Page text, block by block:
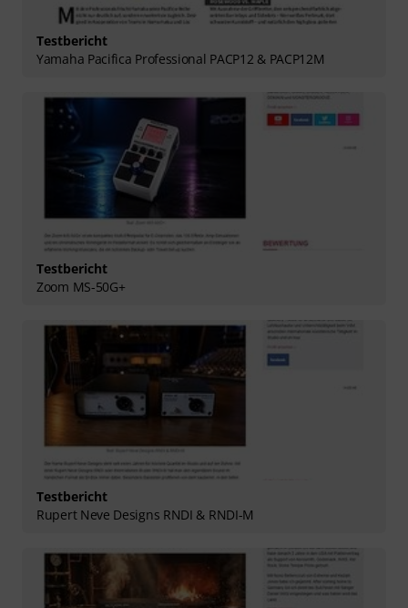
Testbericht
Yamaha Pacifica Professional PACP12 & PACP12M
Testbericht
Zoom MS-50G+
Testbericht
Rupert Neve Designs RNDI & RNDI-M